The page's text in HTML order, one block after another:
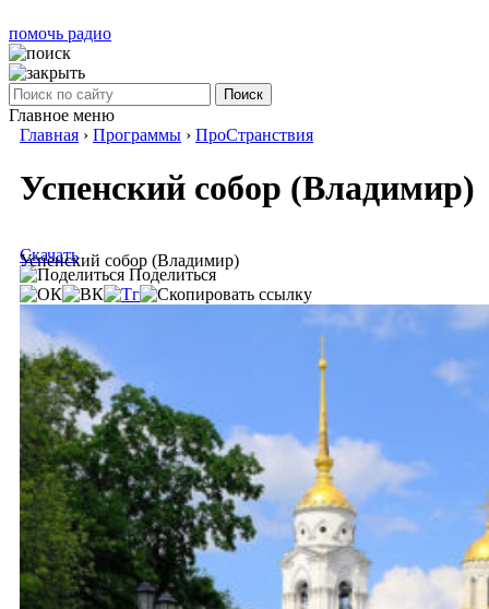
помочь радио
Поиск
Главное меню
Главная › Программы › ПроСтранствия
Успенский собор (Владимир)
Успенский собор (Владимир)
Скачать
Поделиться